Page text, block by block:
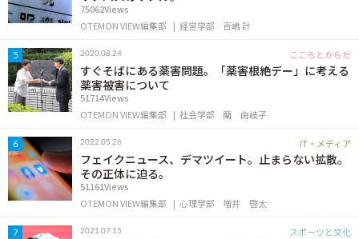
75062Views
OTEMON VIEW編集部
経営学部 百嶋 計
5 2020.08.24 こころとからだ
すぐそばにある薬害問題。「薬害根絶デー」に考える
薬害被害について
51714Views
OTEMON VIEW編集部
社会学部 蘭 由岐子
6 2022.05.26 IT・メディア
フェイクニュース、デマツイート。止まらない拡散。
その正体に迫る。
51161Views
OTEMON VIEW編集部
心理学部 増井 啓太
7 2021.07.15 スポーツと文化